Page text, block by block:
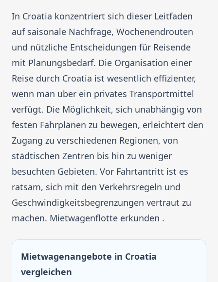
In Croatia konzentriert sich dieser Leitfaden
auf saisonale Nachfrage, Wochenendrouten
und nützliche Entscheidungen für Reisende
mit Planungsbedarf. Die Organisation einer
Reise durch Croatia ist wesentlich effizienter,
wenn man über ein privates Transportmittel
verfügt. Die Möglichkeit, sich unabhängig von
festen Fahrplänen zu bewegen, erleichtert den
Zugang zu verschiedenen Regionen, von
städtischen Zentren bis hin zu weniger
besuchten Gebieten. Vor Fahrtantritt ist es
ratsam, sich mit den Verkehrsregeln und
Geschwindigkeitsbegrenzungen vertraut zu
machen. Mietwagenflotte erkunden .
Mietwagenangebote in Croatia
vergleichen